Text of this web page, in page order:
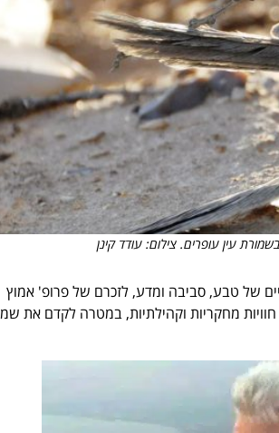
עין עופרים. צילום: עודד קינן
של טבע, סביבה ומדע, לזכרם של פרופ' אמוץ
מחקריות וקהילתיות, במטרה לקדם את